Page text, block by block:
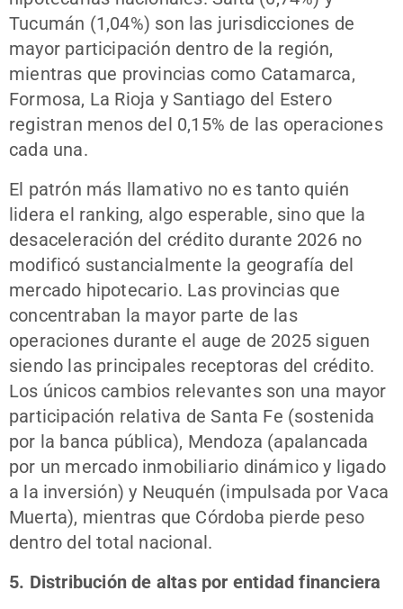
Tucumán (1,04%) son las jurisdicciones de
mayor participación dentro de la región,
mientras que provincias como Catamarca,
Formosa, La Rioja y Santiago del Estero
registran menos del 0,15% de las operaciones
cada una.
El patrón más llamativo no es tanto quién
lidera el ranking, algo esperable, sino que la
desaceleración del crédito durante 2026 no
modificó sustancialmente la geografía del
mercado hipotecario. Las provincias que
concentraban la mayor parte de las
operaciones durante el auge de 2025 siguen
siendo las principales receptoras del crédito.
Los únicos cambios relevantes son una mayor
participación relativa de Santa Fe (sostenida
por la banca pública), Mendoza (apalancada
por un mercado inmobiliario dinámico y ligado
a la inversión) y Neuquén (impulsada por Vaca
Muerta), mientras que Córdoba pierde peso
dentro del total nacional.
5. Distribución de altas por entidad financiera